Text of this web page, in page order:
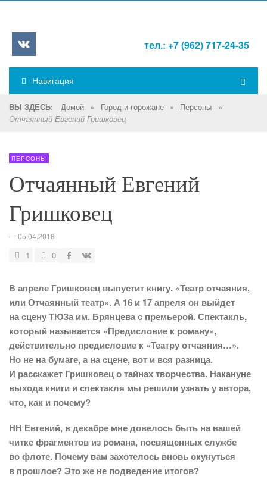
тел.: +7 (962) 717-24-35
Навигация
ВЫ ЗДЕСЬ: Домой » Город и горожане » Персоны »
Отчаянный Евгений Гришковец
ПЕРСОНЫ
Отчаянный Евгений
Гришковец
—05.04.2018
1 0
В апреле Гришковец выпустит книгу. «Театр отчаяния,
или Отчаянный театр». А 16 и 17 апреля он выйдет
на сцену ТЮЗа им. Брянцева с премьерой. Спектакль,
который называется «Предисловие к роману»,
действительно предисловие к «Театру отчаяния…».
Но не на бумаге, а на сцене, вот и вся разница.
И расскажет Гришковец о тайнах творчества. Накануне
выхода книги и спектакля мы решили узнать у автора,
что, как и почему?
НН Евгений, в декабре мне довелось быть на вашей
читке фрагментов из романа, посвященных службе
во флоте. Почему вам захотелось вновь окунуться
в прошлое? Это же не подведение итогов?